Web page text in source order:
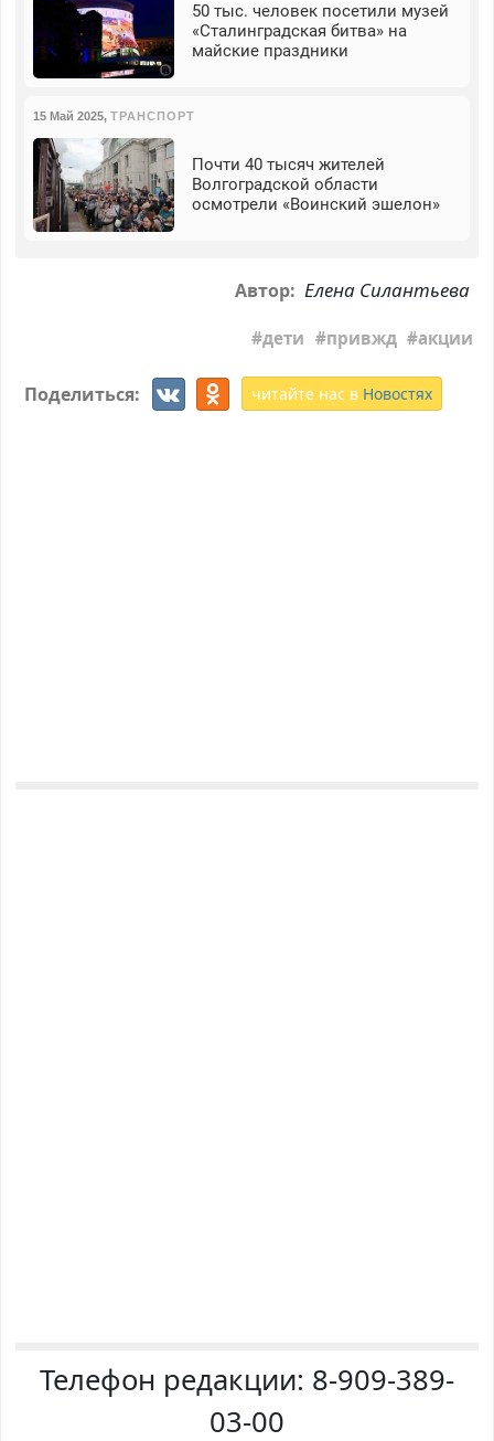
50 тыс. человек посетили музей
«Сталинградская битва» на
майские праздники
15 Май 2025, ТРАНСПОРТ
Почти 40 тысяч жителей
Волгоградской области
осмотрели «Воинский эшелон»
Автор: Елена Силантьева
дети привжд акции
Поделиться: читайте нас в Новостях
Телефон редакции: 8-909-389-
03-00